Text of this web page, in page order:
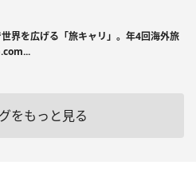
界を広げる「旅キャリ」。年4回海外旅
をもっと見る